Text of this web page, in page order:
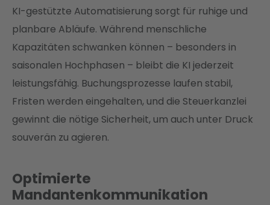
KI-gestützte Automatisierung sorgt für ruhige und
planbare Abläufe. Während menschliche
Kapazitäten schwanken können – besonders in
saisonalen Hochphasen – bleibt die KI jederzeit
leistungsfähig. Buchungsprozesse laufen stabil,
Fristen werden eingehalten, und die Steuerkanzlei
gewinnt die nötige Sicherheit, um auch unter Druck
souverän zu agieren.
Optimierte
Mandantenkommunikation